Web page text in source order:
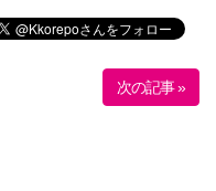
次の記事 »